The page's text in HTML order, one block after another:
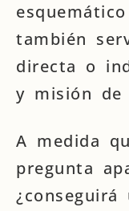
también
directa o
y misión de
A medida
pregunta